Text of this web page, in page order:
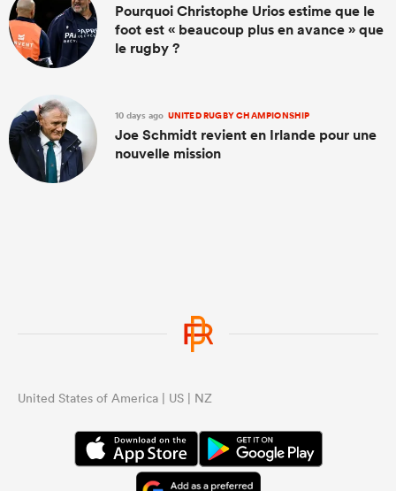
Pourquoi Christophe Urios estime que le
foot est « beaucoup plus en avance » que
le rugby ?
10 days ago UNITED RUGBY CHAMPIONSHIP
Joe Schmidt revient en Irlande pour une
nouvelle mission
United States of America | US | NZ